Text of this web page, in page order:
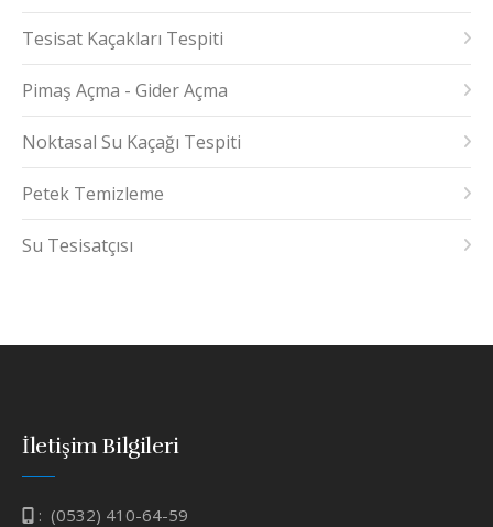
Tesisat Kaçakları Tespiti
Pimaş Açma - Gider Açma
Noktasal Su Kaçağı Tespiti
Petek Temizleme
Su Tesisatçısı
İletişim Bilgileri
: (0532) 410-64-59